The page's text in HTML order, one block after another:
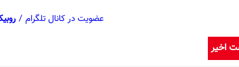
عضویت در کانال تلگرام /
اخیر